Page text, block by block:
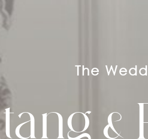
The
&